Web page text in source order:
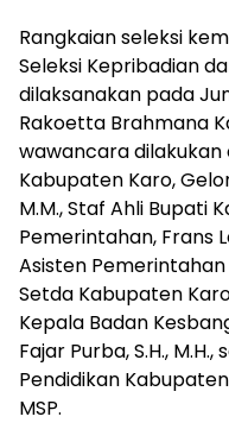
Rangkaian seleksi
Seleksi Kepribadian
dilaksanakan pada
Rakoetta Brahmana
wawancara
Kabupaten Karo,
M.M., Staf Ahli Bupati
Pemerintahan, Frans
Asisten
Setda Kabupaten
Kepala Badan
Fajar Purba, S.H.,
Pendidikan Kabupaten
MSP.